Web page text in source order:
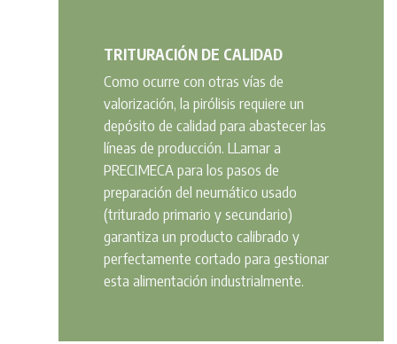
TRITURACIÓN DE CALIDAD
Como ocurre con otras vías de
valorización, la pirólisis requiere un
depósito de calidad para abastecer las
líneas de producción. LLamar a
PRECIMECA para los pasos de
preparación del neumático usado
(triturado primario y secundario)
garantiza un producto calibrado y
perfectamente cortado para gestionar
esta alimentación industrialmente.